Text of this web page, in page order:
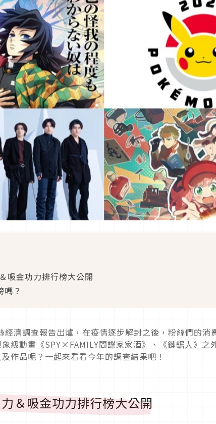
吸金功力排行榜大公開
嗎？
經濟調查報告出爐，在疫情逐步解封之後，粉絲們的消
級動畫《SPY×FAMILY間諜家家酒》、《鏈鋸人》之
作品呢？一起來看看今年的調查結果吧！
＆吸金功力排行榜大公開